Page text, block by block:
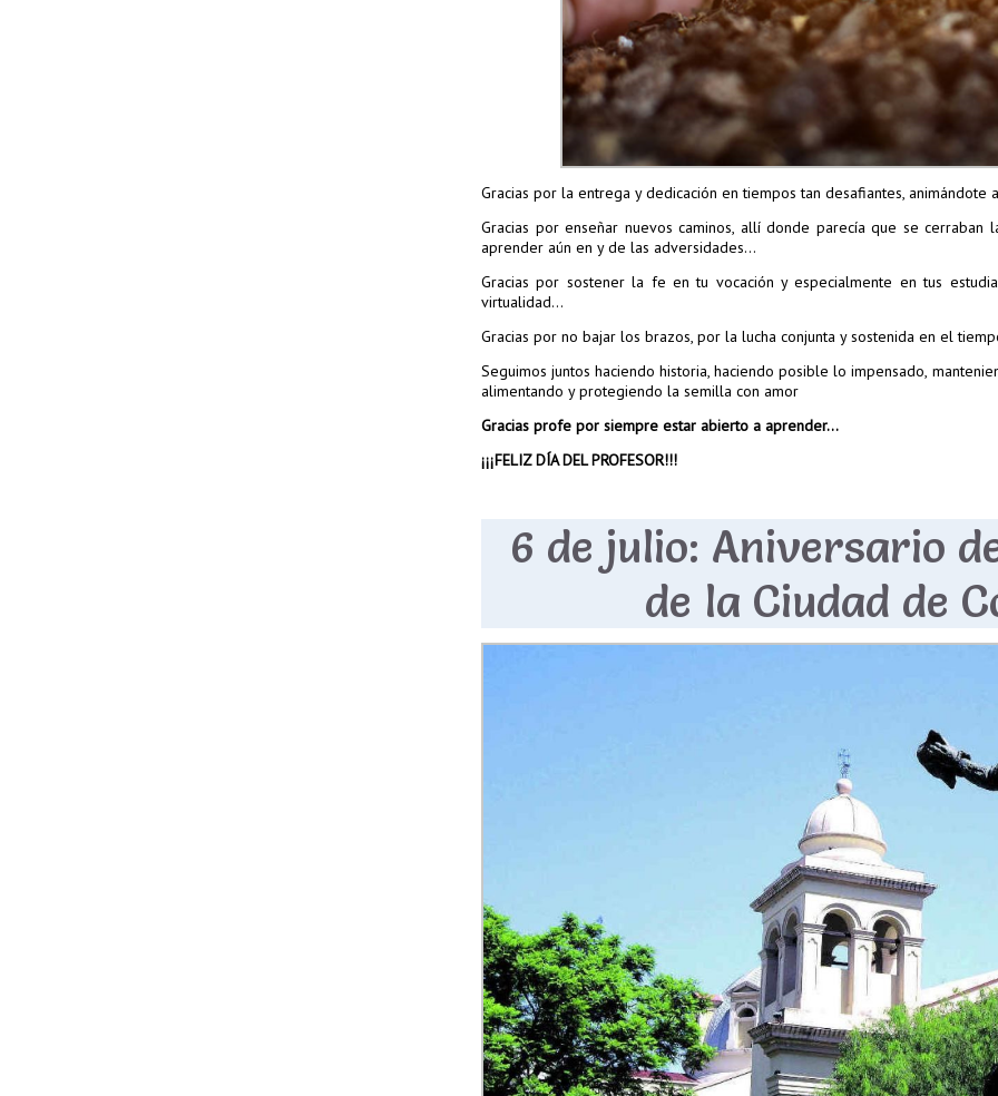
Gracias por la entrega y dedicación en tiempos tan desafiantes,
Gracias por enseñar nuevos caminos, allí donde parecía que se
aprender aún en y de las adversidades…
Gracias por sostener la fe en tu vocación y especialmente en tus
virtualidad…
Gracias por no bajar los brazos, por la lucha conjunta y sostenida en el
Seguimos juntos haciendo historia, haciendo posible lo impensado,
alimentando y protegiendo la semilla con amor
Gracias profe por siempre estar abierto a aprender…
¡¡¡FELIZ DÍA DEL PROFESOR!!!
6 de julio: Aniversario
de la Ciudad de